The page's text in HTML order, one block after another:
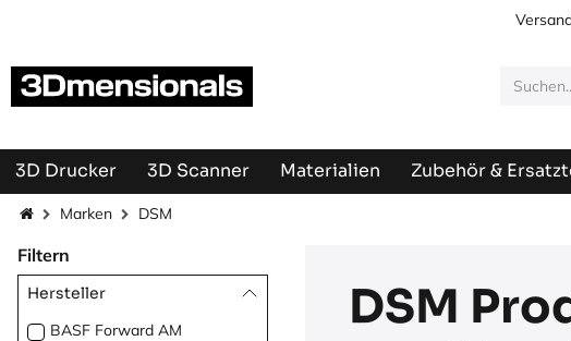
3D Drucker 3D Scanner Materialien Zubehör &
Marken DSM
Filtern
Hersteller
BASF Forward AM
DSM